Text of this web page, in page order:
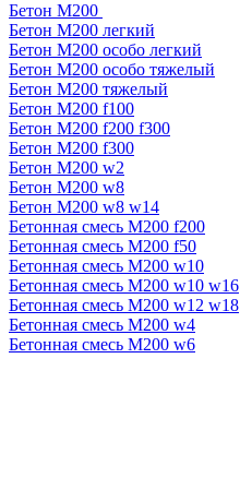
Бетон М200
Бетон М200 легкий
Бетон М200 особо легкий
Бетон М200 особо тяжелый
Бетон М200 тяжелый
Бетон М200 f100
Бетон М200 f200 f300
Бетон М200 f300
Бетон М200 w2
Бетон М200 w8
Бетон М200 w8 w14
Бетонная смесь М200 f200
Бетонная смесь М200 f50
Бетонная смесь М200 w10
Бетонная смесь М200 w10 w16
Бетонная смесь М200 w12 w18
Бетонная смесь М200 w4
Бетонная смесь М200 w6